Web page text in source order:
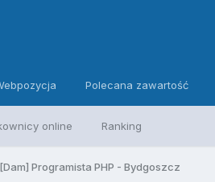
online Ranking
Polecana zawartość
[Dam] Programista PHP - Bydgoszcz